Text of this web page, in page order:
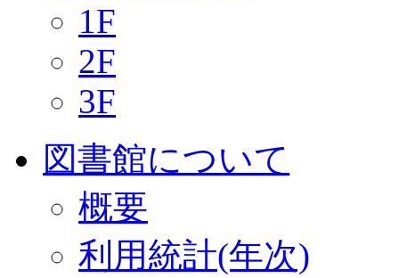
1F
2F
3F
図書館について
概要
利用統計(年次)